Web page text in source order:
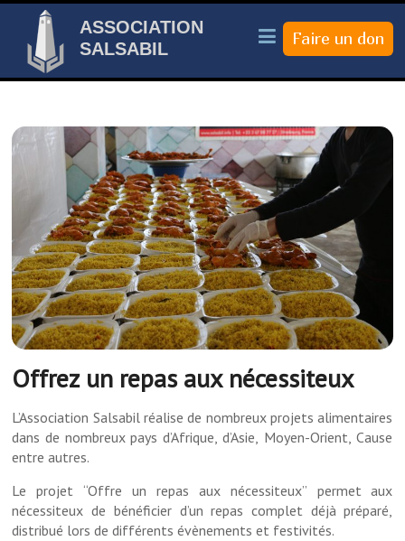
ASSOCIATION
SALSABIL
Offrez un repas aux nécessiteux
L’Association Salsabil réalise de nombreux projets alimentaires
dans de nombreux pays d’Afrique, d’Asie, Moyen-Orient, Cause
entre autres.
Le projet “Offre un repas aux nécessiteux” permet aux
nécessiteux de bénéficier d’un repas complet déjà préparé,
distribué lors de différents évènements et festivités.